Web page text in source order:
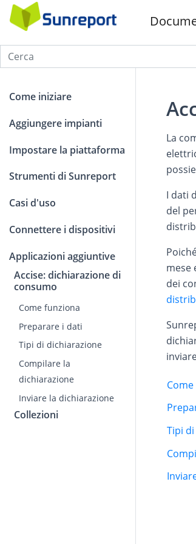
Come iniziare
Aggiungere impianti
Impostare la piattaforma
Strumenti di Sunreport
Casi d'uso
Connettere i dispositivi
Applicazioni aggiuntive
Accise: dichiarazione di
consumo
Come funziona
Preparare i dati
Tipi di dichiarazione
Compilare la
dichiarazione
Inviare la dichiarazione
Collezioni
La
I dati
del
mese
dei
Tipi